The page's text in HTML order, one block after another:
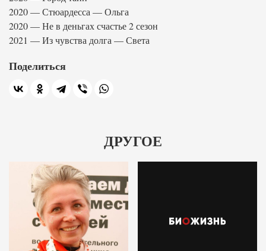
2020 — Стюардесса — Ольга
2020 — Не в деньгах счастье 2 сезон
2021 — Из чувства долга — Света
Поделиться
ДРУГОЕ